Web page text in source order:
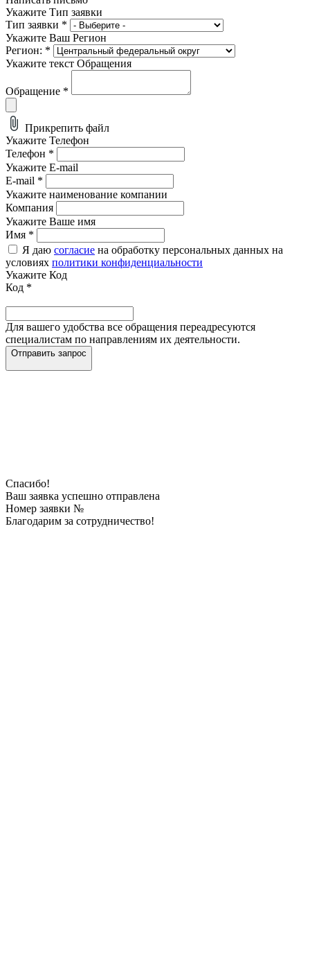
Укажите Тип заявки
Тип заявки *
Укажите Ваш Регион
Регион: *
Укажите текст Обращения
Обращение *
Прикрепить файл
Укажите Телефон
Телефон *
Укажите E-mail
E-mail *
Укажите наименование компании
Компания
Укажите Ваше имя
Имя *
Я даю согласие на обработку персональных данных на
условиях политики конфиденциальности
Укажите Код
Код *
Для вашего удобства все обращения переадресуются
специалистам по направлениям их деятельности.
Отправить запрос
Спасибо!
Ваш заявка успешно отправлена
Номер заявки №
Благодарим за сотрудничество!